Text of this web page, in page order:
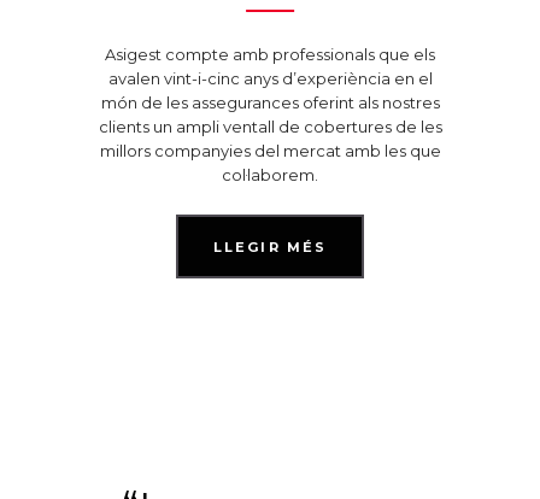
Asigest compte amb professionals que els
avalen vint-i-cinc anys d’experiència en el
món de les assegurances oferint als nostres
clients un ampli ventall de cobertures de les
millors companyies del mercat amb les que
col·laborem.
LLEGIR MÉS